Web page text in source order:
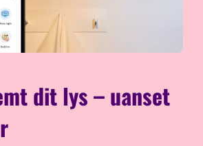
dit lys – uanset